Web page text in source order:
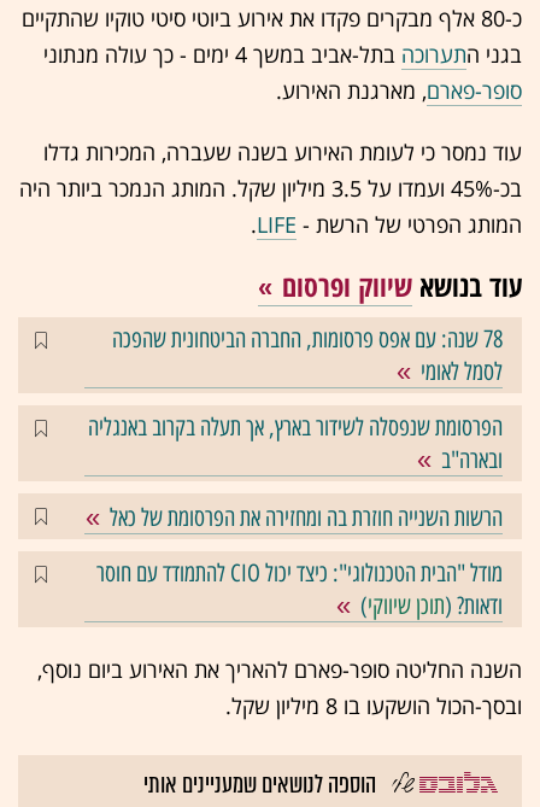
כ-80 אלף מבקרים פקדו את אירוע ביוטי סיטי טוקיו שהתקיים
בגני התערוכה בתל-אביב במשך 4 ימים - כך עולה מנתוני
סופר-פארם, מארגנת האירוע.
עוד נמסר כי לעומת האירוע בשנה שעברה, המכירות גדלו
בכ-45% ועמדו על 3.5 מיליון שקל. המותג הנמכר ביותר היה
המותג הפרטי של הרשת - LIFE
.
עוד בנושא שיווק ופרסום
78 שנה: עם אפס פרסומות, החברה הביטחונית שהפכה
לסמל לאומי
הפרסומת שנפסלה לשידור בארץ, אך תעלה בקרוב באנגליה
ובארה"ב
הרשות השנייה חוזרת בה ומחזירה את הפרסומת של כאל
מודל "הבית הטכנולוגי": כיצד יכול CIO להתמודד עם חוסר
ודאות? (תוכן שיווקי)
השנה החליטה סופר-פארם להאריך את האירוע ביום נוסף,
ובסך-הכול הושקעו בו 8 מיליון שקל.
הוספה לנושאים שמעניינים אותי